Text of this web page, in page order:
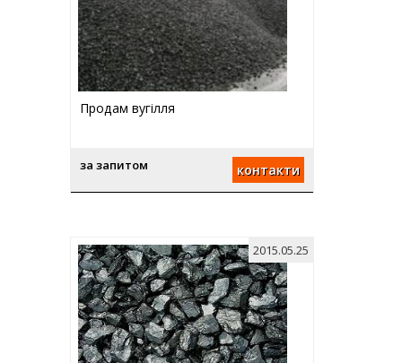
Продам вугілля
за запитом контакти
2015.05.25